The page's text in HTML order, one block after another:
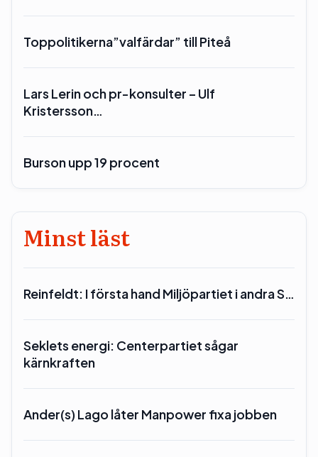
Toppolitikerna”valfärdar” till Piteå
Lars Lerin och pr-konsulter – Ulf
Kristersson…
Burson upp 19 procent
Minst läst
Reinfeldt: I första hand Miljöpartiet i andra S…
Seklets energi: Centerpartiet sågar
kärnkraften
Ander(s) Lago låter Manpower fixa jobben